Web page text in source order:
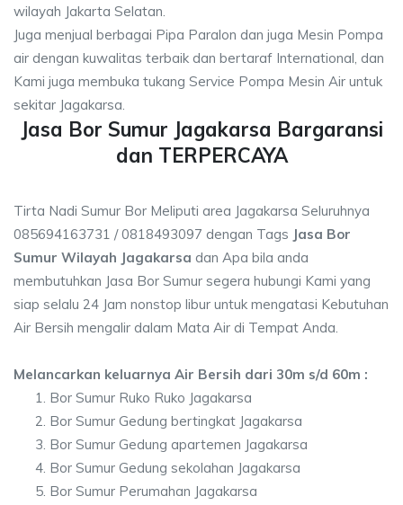
wilayah Jakarta Selatan.
Juga menjual berbagai Pipa Paralon dan juga Mesin Pompa
air dengan kuwalitas terbaik dan bertaraf International, dan
Kami juga membuka tukang Service Pompa Mesin Air untuk
sekitar Jagakarsa.
Jasa Bor Sumur Jagakarsa Bargaransi
dan TERPERCAYA
Tirta Nadi Sumur Bor Meliputi area Jagakarsa Seluruhnya
085694163731 / 0818493097 dengan Tags Jasa Bor
Sumur Wilayah Jagakarsa dan Apa bila anda
membutuhkan Jasa Bor Sumur segera hubungi Kami yang
siap selalu 24 Jam nonstop libur untuk mengatasi Kebutuhan
Air Bersih mengalir dalam Mata Air di Tempat Anda.
Melancarkan keluarnya Air Bersih dari 30m s/d 60m :
Bor Sumur Ruko Ruko Jagakarsa
Bor Sumur Gedung bertingkat Jagakarsa
Bor Sumur Gedung apartemen Jagakarsa
Bor Sumur Gedung sekolahan Jagakarsa
Bor Sumur Perumahan Jagakarsa